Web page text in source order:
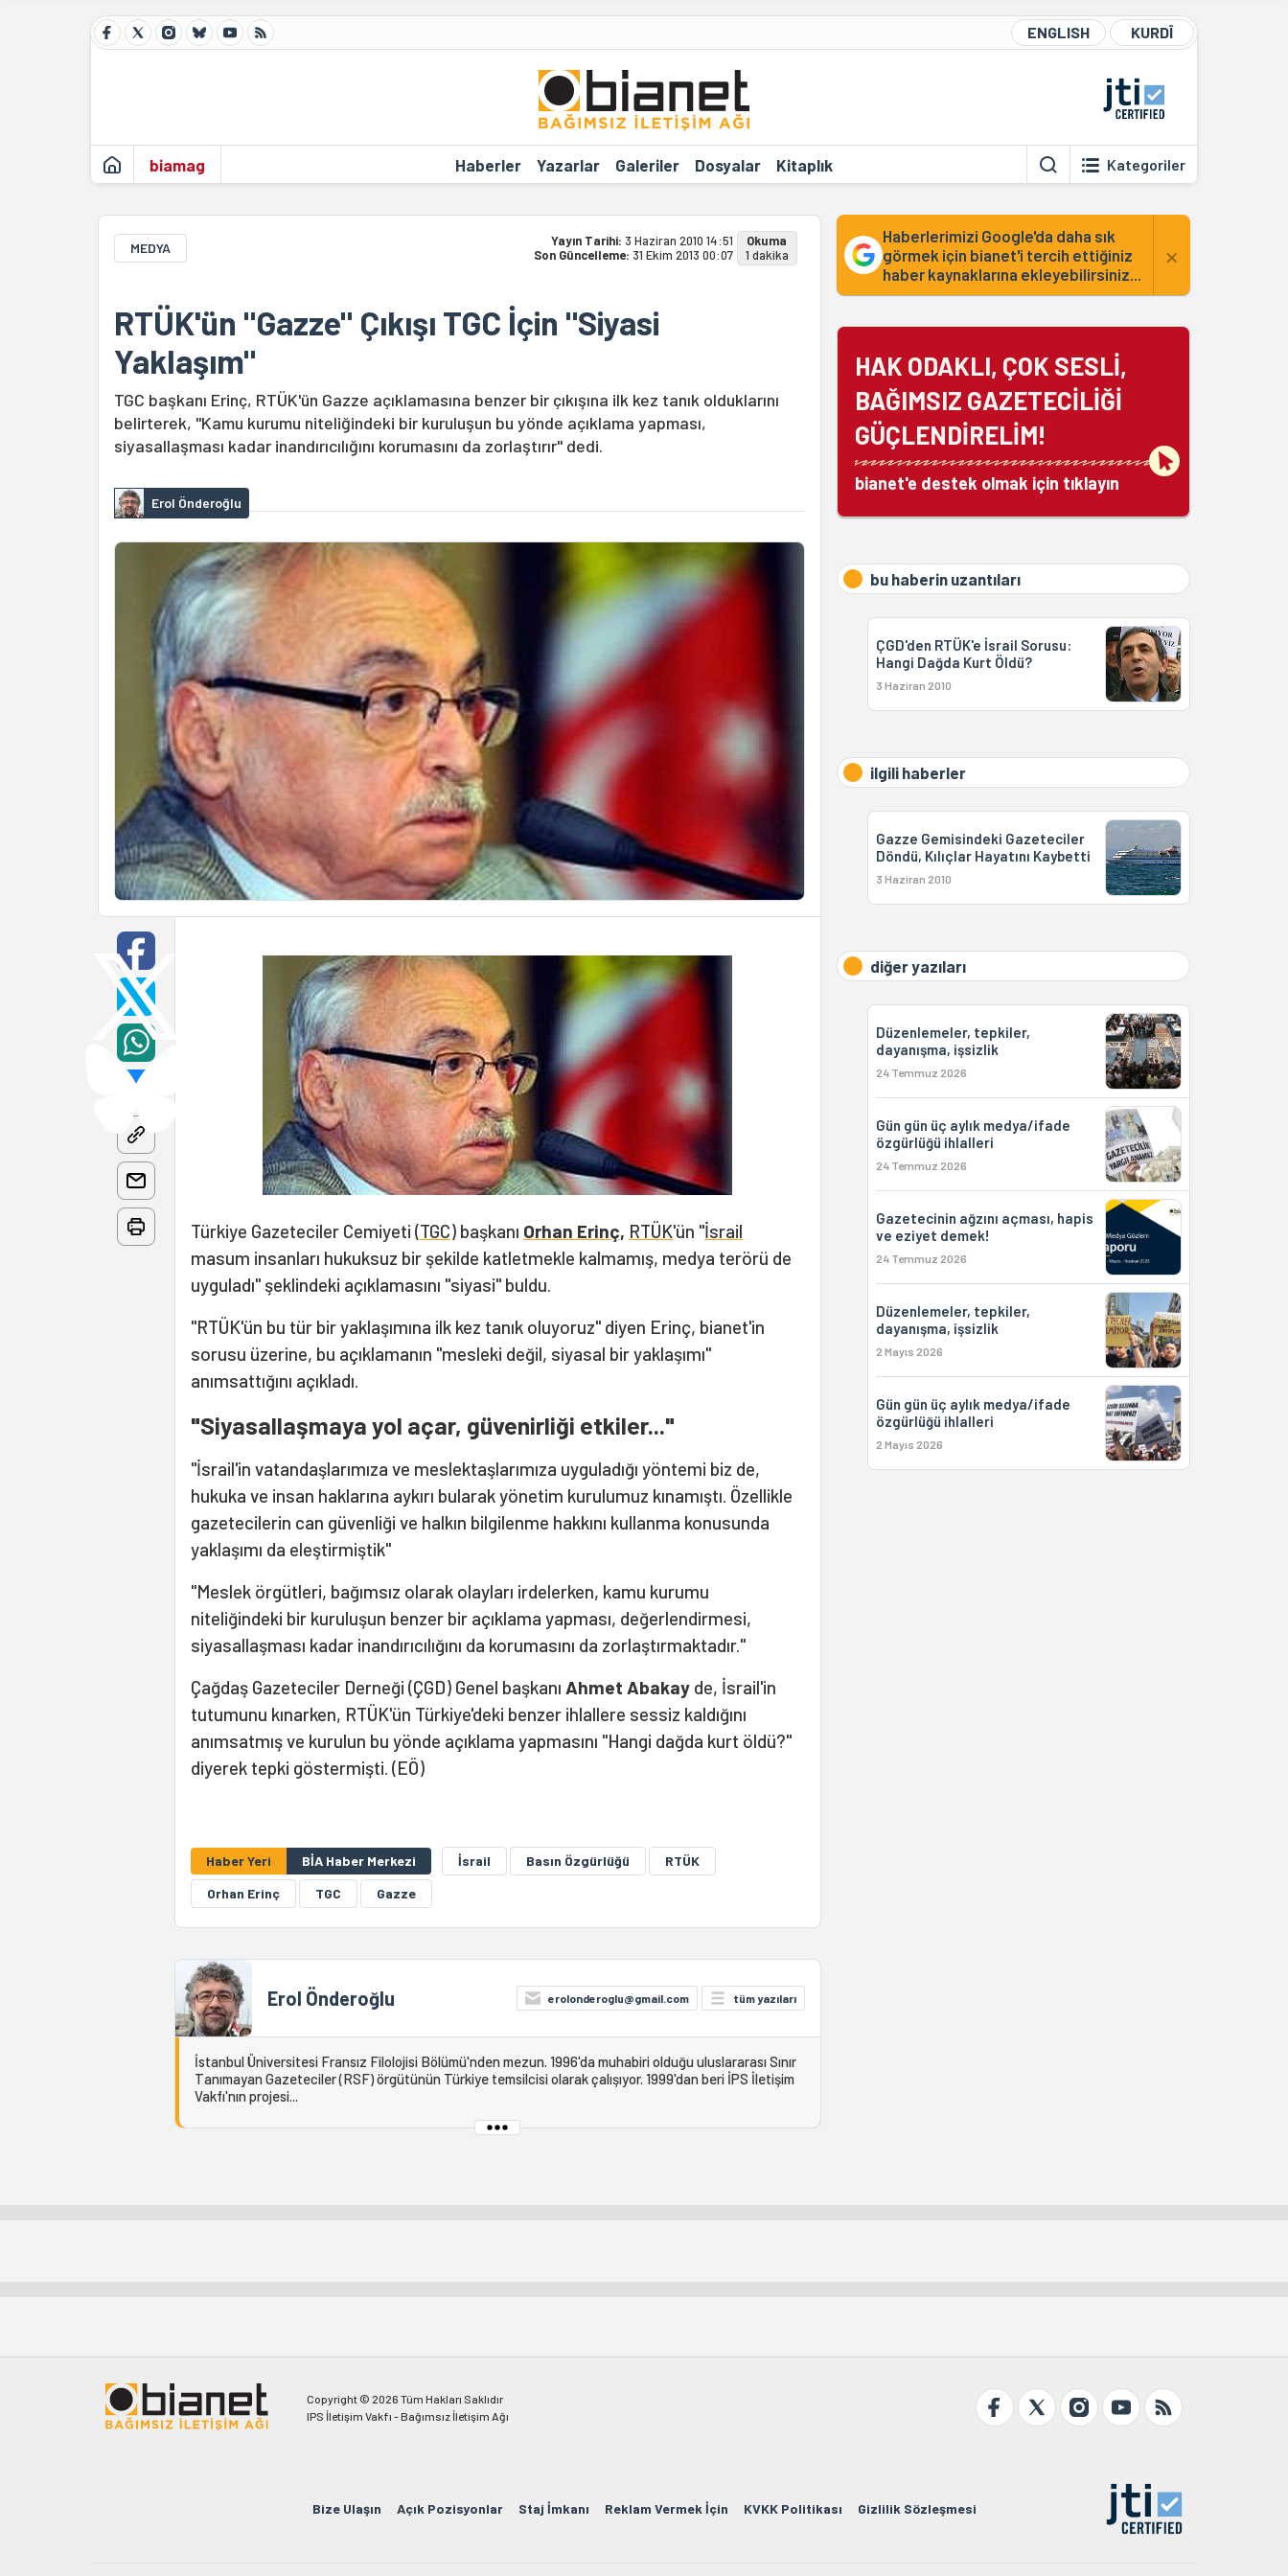
ENGLISH KURDÎ
biamag Haberler Yazarlar Galeriler Dosyalar Kitaplık Kategoriler
MEDYA Yayın Tarihi: 3 Haziran 2010 14:51
Son Güncelleme: 31 Ekim 2013 00:07
Okuma
1 dakika
RTÜK'ün "Gazze" Çıkışı TGC İçin "Siyasi
Yaklaşım"
TGC başkanı Erinç, RTÜK'ün Gazze açıklamasına benzer bir çıkışına ilk kez tanık olduklarını
belirterek, "Kamu kurumu niteliğindeki bir kuruluşun bu yönde açıklama yapması,
siyasallaşması kadar inandırıcılığını korumasını da zorlaştırır" dedi.
Erol Önderoğlu
Türkiye Gazeteciler Cemiyeti (TGC) başkanı Orhan Erinç, RTÜK'ün "İsrail
masum insanları hukuksuz bir şekilde katletmekle kalmamış, medya terörü de
uyguladı" şeklindeki açıklamasını "siyasi" buldu.
"RTÜK'ün bu tür bir yaklaşımına ilk kez tanık oluyoruz" diyen Erinç, bianet'in
sorusu üzerine, bu açıklamanın "mesleki değil, siyasal bir yaklaşımı"
anımsattığını açıkladı.
"Siyasallaşmaya yol açar, güvenirliği etkiler..."
"İsrail'in vatandaşlarımıza ve meslektaşlarımıza uyguladığı yöntemi biz de,
hukuka ve insan haklarına aykırı bularak yönetim kurulumuz kınamıştı. Özellikle
gazetecilerin can güvenliği ve halkın bilgilenme hakkını kullanma konusunda
yaklaşımı da eleştirmiştik"
"Meslek örgütleri, bağımsız olarak olayları irdelerken, kamu kurumu
niteliğindeki bir kuruluşun benzer bir açıklama yapması, değerlendirmesi,
siyasallaşması kadar inandırıcılığını da korumasını da zorlaştırmaktadır."
Çağdaş Gazeteciler Derneği (ÇGD) Genel başkanı Ahmet Abakay de, İsrail'in
tutumunu kınarken, RTÜK'ün Türkiye'deki benzer ihlallere sessiz kaldığını
anımsatmış ve kurulun bu yönde açıklama yapmasını "Hangi dağda kurt öldü?"
diyerek tepki göstermişti. (EÖ)
Haber Yeri BİA Haber Merkezi İsrail Basın Özgürlüğü
RTÜK
Orhan Erinç
TGC Gazze
Erol Önderoğlu erolonderoglu@gmail.com tüm yazıları
İstanbul Üniversitesi Fransız Filolojisi Bölümü'nden mezun. 1996'da muhabiri olduğu uluslararası Sınır
Tanımayan Gazeteciler (RSF) örgütünün Türkiye temsilcisi olarak çalışıyor. 1999'dan beri İPS İletişim
Vakfı'nın projesi...
Haberlerimizi Google'da daha sık
görmek için bianet'i tercih ettiğiniz
haber kaynaklarına ekleyebilirsiniz...
×
HAK ODAKLI, ÇOK SESLİ,
BAĞIMSIZ GAZETECİLİĞİ
GÜÇLENDİRELİM!
bianet'e destek olmak için tıklayın
bu haberin uzantıları
ÇGD'den RTÜK'e İsrail Sorusu:
Hangi Dağda Kurt Öldü?
3 Haziran 2010
ilgili haberler
Gazze Gemisindeki Gazeteciler
Döndü, Kılıçlar Hayatını Kaybetti
3 Haziran 2010
diğer yazıları
Düzenlemeler, tepkiler,
dayanışma, işsizlik
24 Temmuz 2026
Gün gün üç aylık medya/ifade
özgürlüğü ihlalleri
24 Temmuz 2026
Gazetecinin ağzını açması, hapis
ve eziyet demek!
24 Temmuz 2026
Düzenlemeler, tepkiler,
dayanışma, işsizlik
2 Mayıs 2026
Gün gün üç aylık medya/ifade
özgürlüğü ihlalleri
2 Mayıs 2026
Copyright © 2026 Tüm Hakları Saklıdır
IPS İletişim Vakfı - Bağımsız İletişim Ağı
Bize Ulaşın Açık Pozisyonlar Staj İmkanı Reklam Vermek İçin KVKK Politikası Gizlilik Sözleşmesi